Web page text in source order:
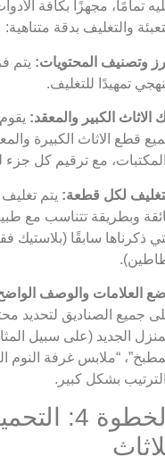
تمامًا، مجهزًا بكافة
والتغليف بدقة متناهية:
وتصنيف المحتويات: يتم
تمهيدًا للتغليف.
الاثاث الكبير والمعقد:
قطع الاثاث الكبيرة
مع ترقيم كل
لكل قطعة: يتم
وبطريقة تتناسب مع
ذكرناها سابقًا
العلامات والوصف
جميع الصناديق لتحديد
الجديد (على سبيل
“ملابس غرفة النوم
بشكل كبير.
الخطوة 4: